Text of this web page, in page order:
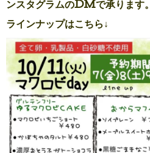
ンスタグラムのDMで承ります。
ラインナップはこちら↓